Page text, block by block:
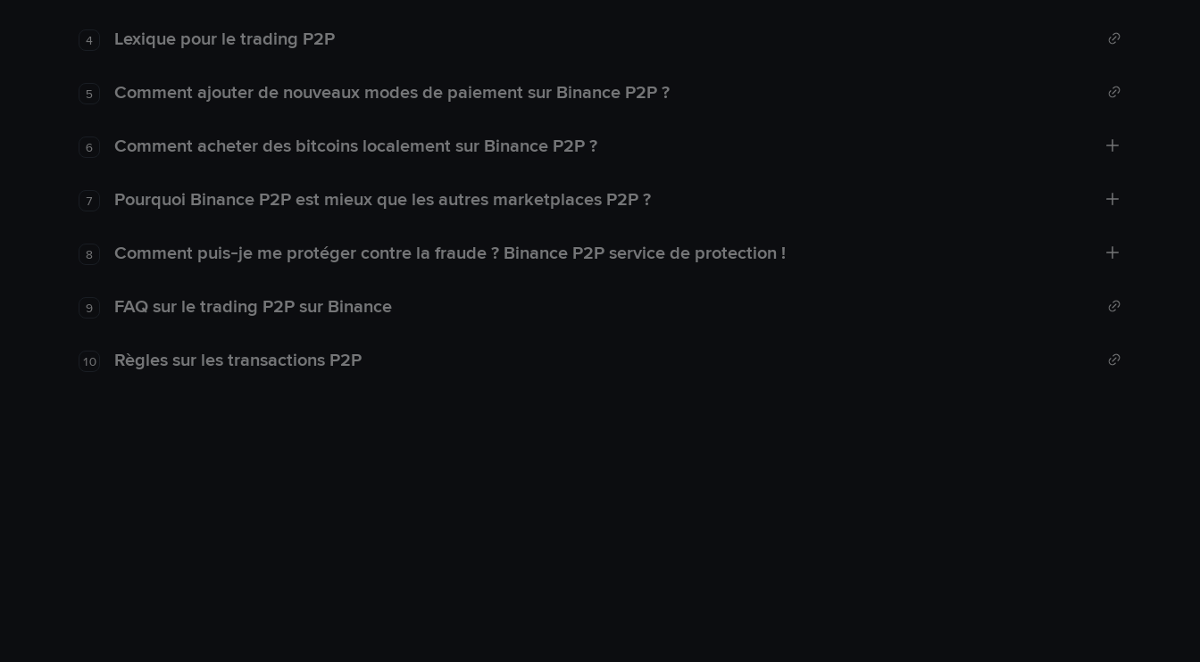
4 Lexique pour le trading P2P
5 Comment ajouter de nouveaux modes de paiement sur Binance P2P ?
6 Comment acheter des bitcoins localement sur Binance P2P ?
7 Pourquoi Binance P2P est mieux que les autres marketplaces P2P ?
8 Comment puis-je me protéger contre la fraude ? Binance P2P service de protection !
9 FAQ sur le trading P2P sur Binance
10 Règles sur les transactions P2P